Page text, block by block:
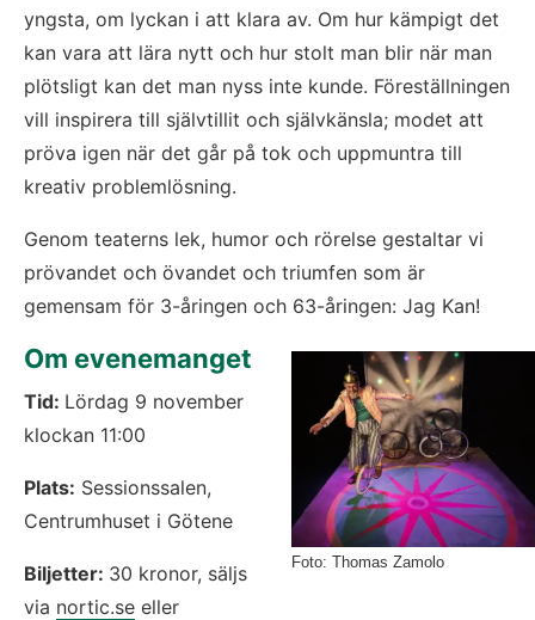
yngsta, om lyckan i att klara av. Om hur kämpigt det
kan vara att lära nytt och hur stolt man blir när man
plötsligt kan det man nyss inte kunde. Föreställningen
vill inspirera till självtillit och självkänsla; modet att
pröva igen när det går på tok och uppmuntra till
kreativ problemlösning.
Genom teaterns lek, humor och rörelse gestaltar vi
prövandet och övandet och triumfen som är
gemensam för 3-åringen och 63-åringen: Jag Kan!
Foto: Thomas Zamolo
Om evenemanget
Tid: Lördag 9 november
klockan 11:00
Plats: Sessionssalen,
Centrumhuset i Götene
Biljetter: 30 kronor, säljs
via nortic.se eller